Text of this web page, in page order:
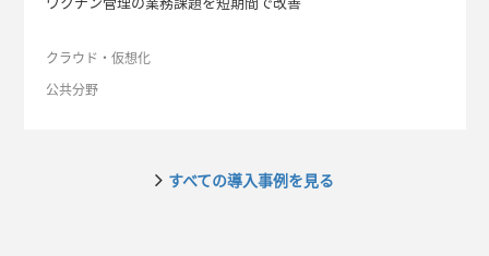
クラウド・仮想化
公共分野
すべての導入事例を見る